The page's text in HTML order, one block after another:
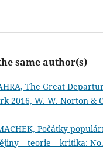
same author(s)
The Great
2016, W. W. Norton &
Počátky
– teorie – kritika: